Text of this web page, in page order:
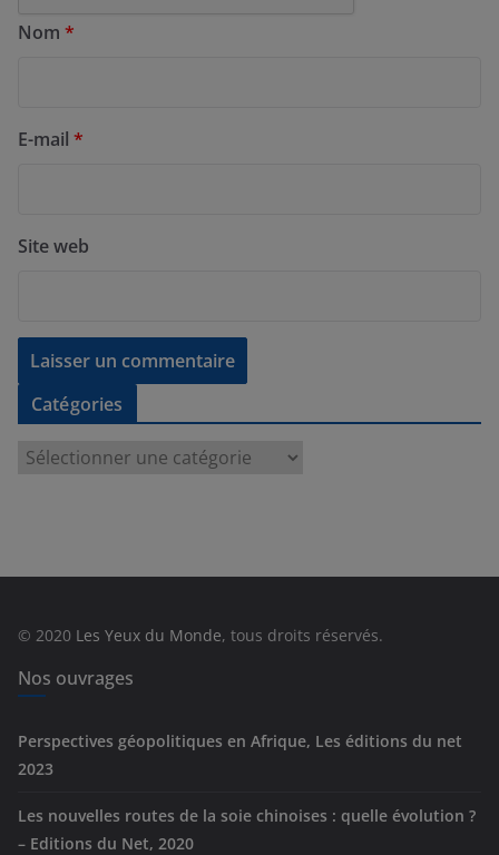
Nom *
E-mail *
Site web
Catégories
e
© 2020 Les Yeux du Monde, tous droits réservés.
Nos ouvrages
Perspectives géopolitiques en Afrique, Les éditions du net
2023
Les nouvelles routes de la soie chinoises : quelle évolution ?
– Editions du Net, 2020